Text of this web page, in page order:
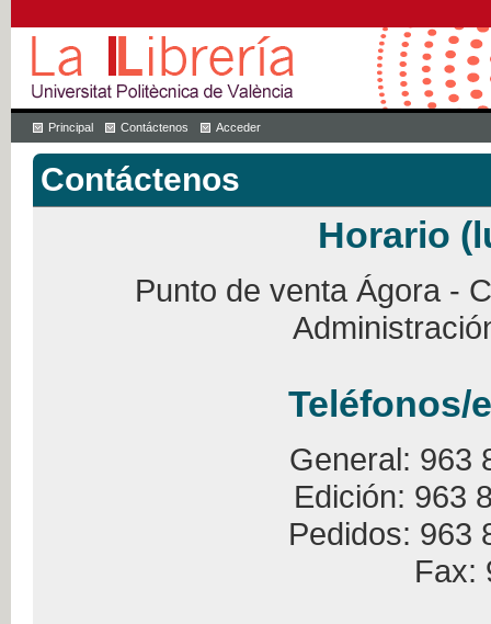
Principal Contáctenos Acceder
Contáctenos
Horario
Punto de venta Ágora -
Teléfonos/
General: 963
Edición: 963
Pedidos: 963
Fax: